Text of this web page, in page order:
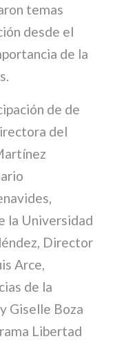
temas
desde el
de la
de de
del
la Universidad
Director
Arce,
de la
Giselle Boza
Libertad